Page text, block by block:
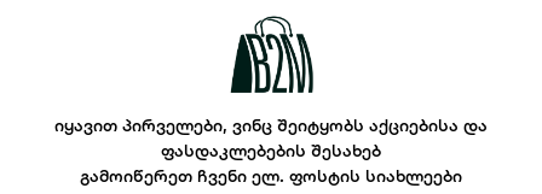
იყავით პირველები, ვინც შეიტყობს აქციებისა და
ფასდაკლებების შესახებ
გამოიწერეთ ჩვენი ელ. ფოსტის სიახლეები